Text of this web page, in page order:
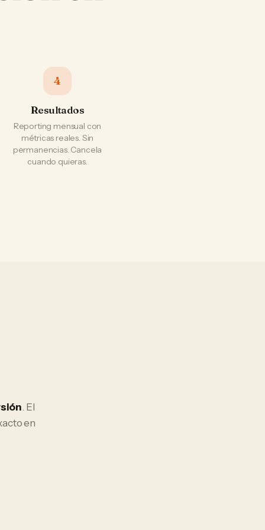
4
Resultados
Reporting mensual con
métricas reales. Sin
permanencias. Cancela
cuando quieras.
. El
en